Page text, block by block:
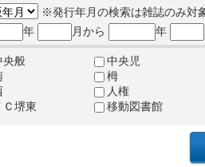
※発行年月の検索は雑誌のみ対
年
月から 年
央般
中央児
栂
人権
Ｃ堺東
移動図書館